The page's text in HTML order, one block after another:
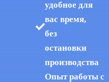
удобное для
вас время,
без
остановки
производства
Опыт работы с